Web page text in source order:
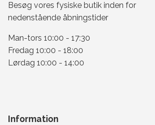
Besøg vores fysiske butik inden for
nedenstående åbningstider
Man-tors 10:00 - 17:30
Fredag 10:00 - 18:00
Lørdag 10:00 - 14:00
Information